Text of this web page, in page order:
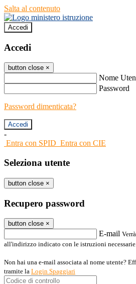
Salta al contenuto
Accedi
Accedi
button close ×
Nome
Password
Password dimenticata?
-
Entra con SPID Entra con CIE
Seleziona utente
button close ×
Recupero password
button close ×
E-mail
all'indirizzo indicato con le istruzioni
Non hai una e-mail associata al nome utente?
tramite la Login Spaggiari